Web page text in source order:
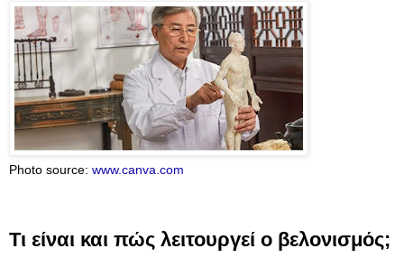
Photo source: www.canva.com
Τι είναι και πώς λειτουργεί ο βελονισμός;